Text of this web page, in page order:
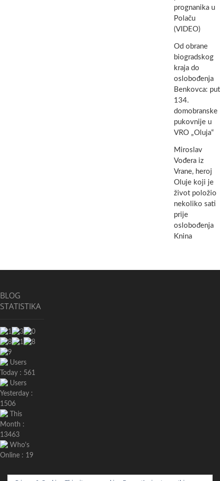
prognanika u
Polaču
(VIDEO)
Od obrane
biogradskog
kraja do
oslobođenja
Benkovca: put
134.
domobranske
pukovnije u
VRO „Oluja“
Miroslav
Vođera iz
Vrane, heroj
Oluje koji je
život položio
nekoliko sati
prije
oslobođenja
Knina
BLOG
STATISTIKA
Users
Today : 561
Users
Yesterday :
1506
This
Month :
13463
Who's
Online : 19